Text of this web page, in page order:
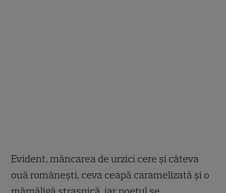
Evident, mâncarea de urzici cere şi câteva
ouă româneşti, ceva ceapă caramelizată şi o